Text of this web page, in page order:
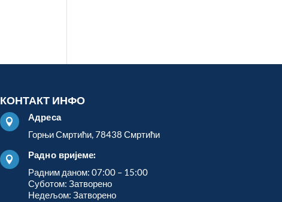
КОНТАКТ ИНФО

Адреса
Горњи Смртићи, 78438 Смртићи

Радно вријеме:
Радним даном: 07:00 – 15:00
Суботом: Затворено
Недељом: Затворено